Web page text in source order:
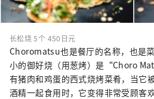
长松烧 5个 450日元
Choromatsu也是餐厅的名称，也是
小的御好烧（用葱烤）是“Choro
有猪肉和鸡蛋的西式烧烤菜肴，当它
酒精一起食用时，它变得非常受顾客